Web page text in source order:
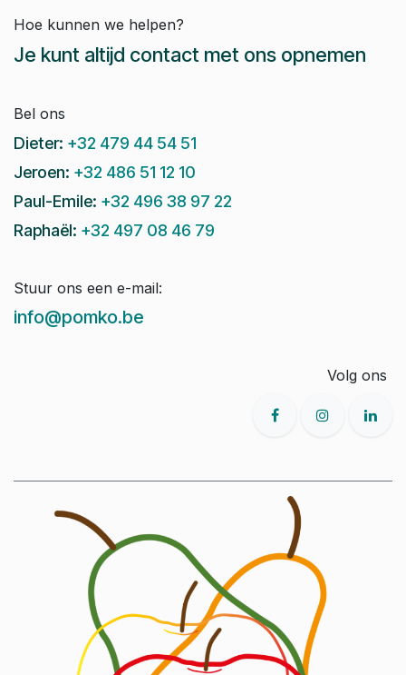
Hoe kunnen we helpen?
Je kunt altijd contact met ons opnemen
Bel ons
Dieter: +32 479 44 54 51
Jeroen: +32 486 51 12 10
Paul-Emile: +32 496 38 97 22
Raphaël: +32 497 08 46 79
Stuur ons een e-mail:
info@pomko.be
Volg ons